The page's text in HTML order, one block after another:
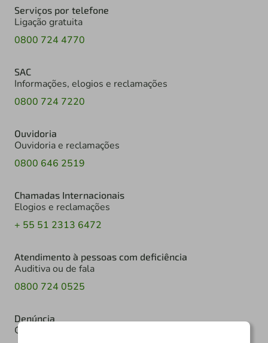
Serviços por telefone
Ligação gratuita
0800 724 4770
SAC
Informações, elogios e reclamações
0800 724 7220
Ouvidoria
Ouvidoria e reclamações
0800 646 2519
Chamadas Internacionais
Elogios e reclamações
+ 55 51 2313 6472
Atendimento à pessoas com deficiência
Auditiva ou de fala
0800 724 0525
Denúncia
Canal de denúncia